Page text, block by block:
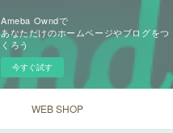
Ameba Owndで
あなただけのホームページやブログをつ
くろう
今すぐ試す
WEB SHOP